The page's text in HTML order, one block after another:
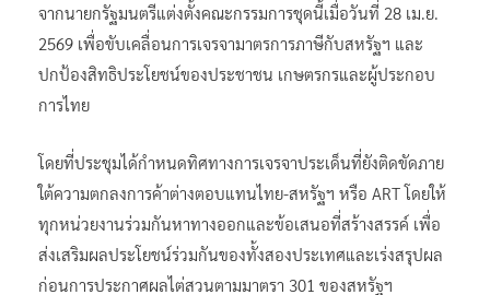
จากนายกรัฐมนตรีแต่งตั้งคณะกรรมการชุดนี้เมื่อวันที่ 28 เม.ย.
2569 เพื่อขับเคลื่อนการเจรจามาตรการภาษีกับสหรัฐฯ และ
ปกป้องสิทธิประโยชน์ของประชาชน เกษตรกรและผู้ประกอบ
การไทย
โดยที่ประชุมได้กำหนดทิศทางการเจรจาประเด็นที่ยังติดขัดภาย
ใต้ความตกลงการค้าต่างตอบแทนไทย-สหรัฐฯ หรือ ART โดยให้
ทุกหน่วยงานร่วมกันหาทางออกและข้อเสนอที่สร้างสรรค์ เพื่อ
ส่งเสริมผลประโยชน์ร่วมกันของทั้งสองประเทศและเร่งสรุปผล
ก่อนการประกาศผลไต่สวนตามมาตรา 301 ของสหรัฐฯ